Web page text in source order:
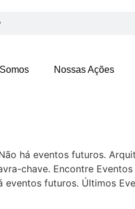
Nossas Ações
há eventos futuros.
chave. Encontre
futuros. Últimos